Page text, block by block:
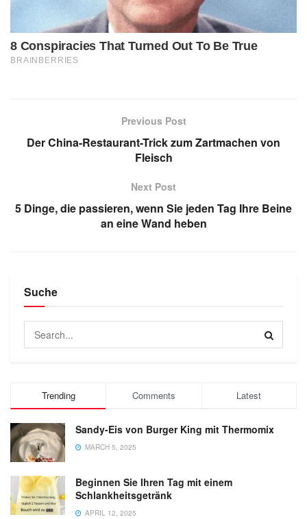
Previous Post
Der China-Restaurant-Trick zum Zartmachen von
Fleisch
Next Post
5 Dinge, die passieren, wenn Sie jeden Tag Ihre Beine
an eine Wand heben
Suche
Trending Comments Latest
Sandy-Eis von Burger King mit Thermomix
MARCH 5, 2025
Beginnen Sie Ihren Tag mit einem
Schlankheitsgetränk
APRIL 12, 2025